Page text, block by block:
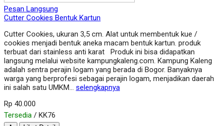
Pesan Langsung
Cutter Cookies Bentuk Kartun
Cutter Cookies, ukuran 3,5 cm. Alat untuk membentuk kue /
cookies menjadi bentuk aneka macam bentuk kartun. produk
terbuat dari stainless anti karat Produk ini bisa didapatkan
langsung melalui website kampungkaleng.com. Kampung Kaleng
adalah sentra perajin logam yang berada di Bogor. Banyaknya
warga yang berprofesi sebagai perajin logam, menjadikan daerah
ini salah satu UMKM… selengkapnya
Rp 40.000
Tersedia / KK76